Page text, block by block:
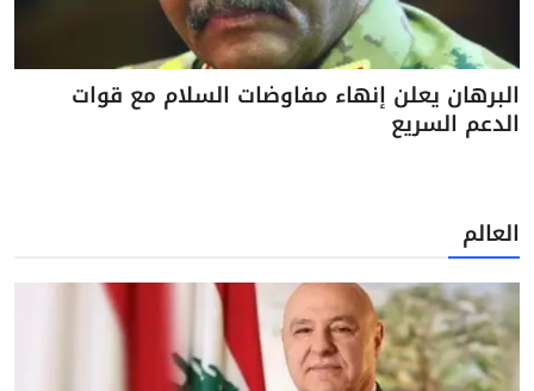
البرهان يعلن إنهاء مفاوضات السلام مع قوات
الدعم السريع
العالم